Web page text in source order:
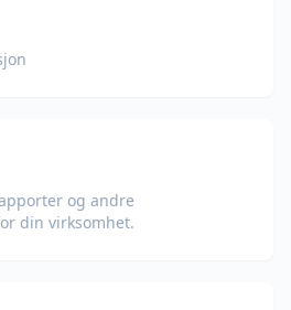
og andre
din virksomhet.